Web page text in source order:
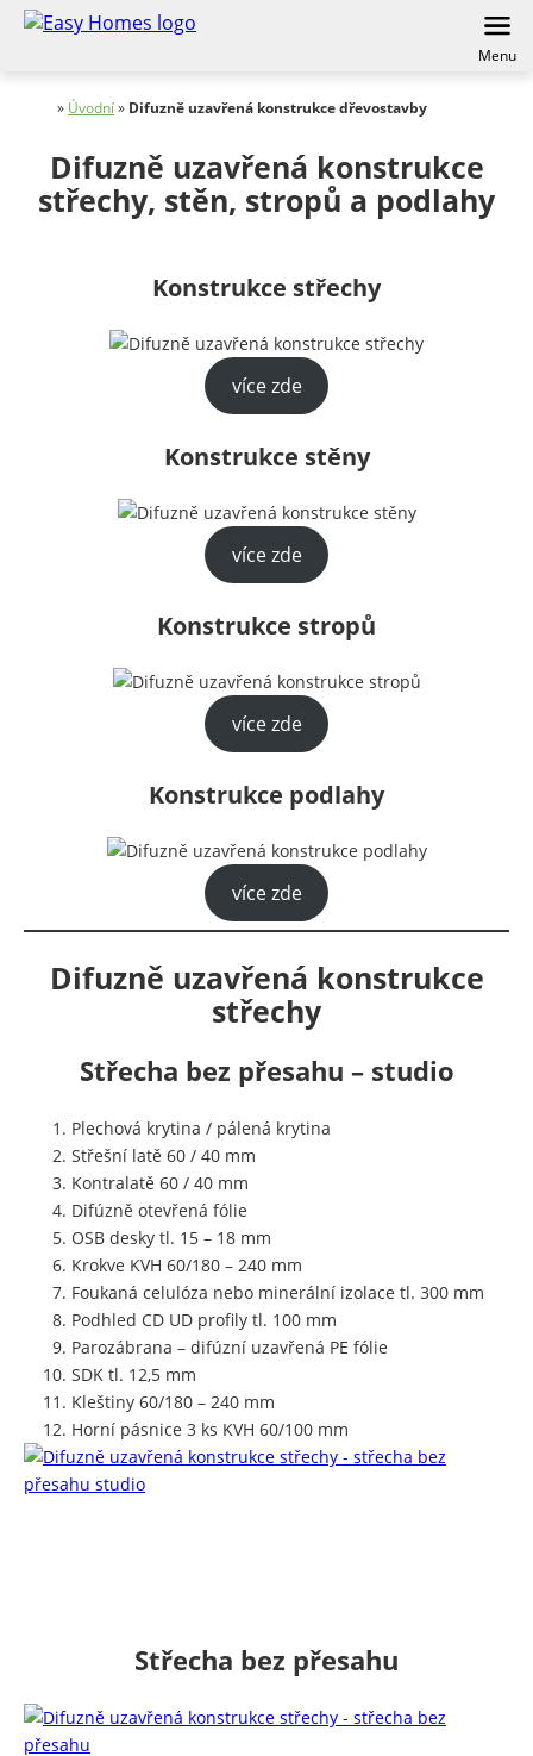
Menu
» Úvodní» Difuzně uzavřená konstrukce dřevostavby
Difuzně uzavřená konstrukce
střechy, stěn, stropů a podlahy
Konstrukce střechy
více zde
Konstrukce stěny
více zde
Konstrukce stropů
více zde
Konstrukce podlahy
více zde
Difuzně uzavřená konstrukce
střechy
Střecha bez přesahu – studio
Plechová krytina / pálená krytina
Střešní latě 60 / 40 mm
Kontralatě 60 / 40 mm
Difúzně otevřená fólie
OSB desky tl. 15 – 18 mm
Krokve KVH 60/180 – 240 mm
Foukaná celulóza nebo minerální izolace tl. 300 mm
Podhled CD UD profily tl. 100 mm
Parozábrana – difúzní uzavřená PE fólie
SDK tl. 12,5 mm
Kleštiny 60/180 – 240 mm
Horní pásnice 3 ks KVH 60/100 mm
Střecha bez přesahu